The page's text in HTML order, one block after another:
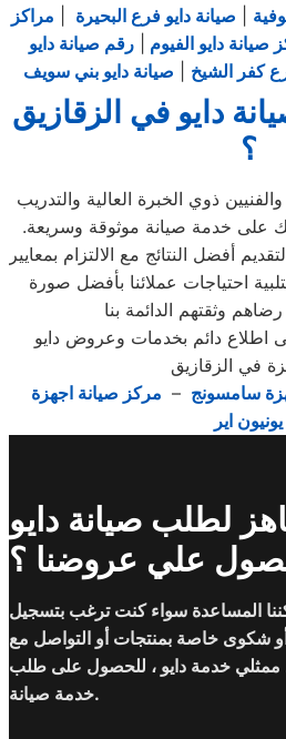
صيانة دايو فرع البحيرة
مراكز
صيانة دايو الفيوم
رقم صيانة دايو
كفر الشيخ صيانة دايو بني سويف
دايو في الزقازيق
؟
ذوي الخبرة العالية والتدريب
على خدمة صيانة موثوقة وسريعة.
أفضل النتائج مع الالتزام بمعايير
احتياجات عملائنا بأفضل صورة
اطلاع دائم بخدمات وعروض دايو
سامسونج – مركز صيانة اجهزة
يونيون اير
لطلب صيانة دايو
علي عروضنا ؟
المساعدة سواء كنت ترغب بتسجيل
أو شكوى خاصة بمنتجات أو التواصل مع
ممثلي خدمة دايو ، للحصول على طلب
خدمة صيانة.